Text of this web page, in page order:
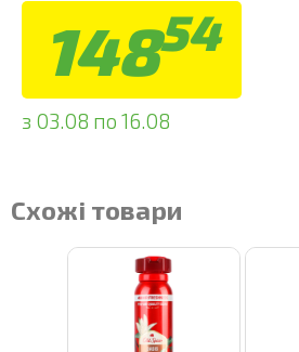
14854
з 03.08 по 16.08
Схожі товари